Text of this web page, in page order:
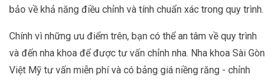
bảo về khả năng điều chỉnh và tính chuẩn xác trong quy trình.
Chính vì những ưu điểm trên, bạn có thể an tâm về quy trình
và đến nha khoa để được tư vấn chỉnh nha. Nha khoa Sài Gòn
Việt Mỹ tư vấn miễn phí và có bảng giá niềng răng - chỉnh